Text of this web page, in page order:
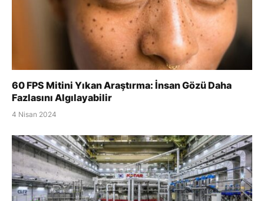
60 FPS Mitini Yıkan Araştırma: İnsan Gözü Daha
Fazlasını Algılayabilir
4 Nisan 2024